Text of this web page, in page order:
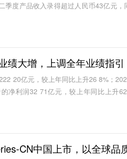
季度产品收入录得超过人民币43亿元，
绩大增，上调全年业绩指引
20亿元，较上年同比上升26 8%；
净利润32 71亿元，较上年同比上升
CN中国上市，以全球品